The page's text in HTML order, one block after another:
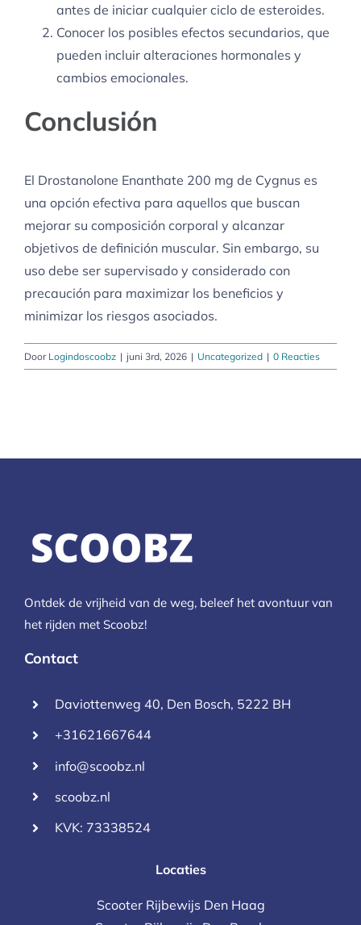
antes de iniciar cualquier ciclo de esteroides.
Conocer los posibles efectos secundarios, que
pueden incluir alteraciones hormonales y
cambios emocionales.
Conclusión
El Drostanolone Enanthate 200 mg de Cygnus es
una opción efectiva para aquellos que buscan
mejorar su composición corporal y alcanzar
objetivos de definición muscular. Sin embargo, su
uso debe ser supervisado y considerado con
precaución para maximizar los beneficios y
minimizar los riesgos asociados.
Door Logindoscoobz | juni 3rd, 2026 | Uncategorized | 0 Reacties
Ontdek de vrijheid van de weg, beleef het avontuur van
het rijden met Scoobz!
Contact
Daviottenweg 40, Den Bosch, 5222 BH
+31621667644
info@scoobz.nl
scoobz.nl
KVK: 73338524
Locaties
Scooter Rijbewijs Den Haag